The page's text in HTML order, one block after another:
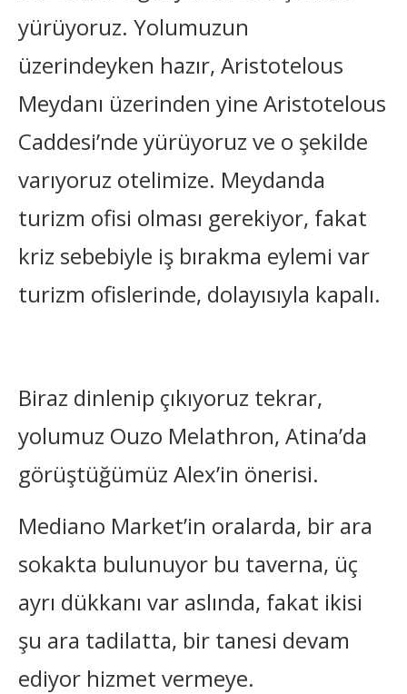
yürüyoruz. Yolumuzun
üzerindeyken hazır, Aristotelous
Meydanı üzerinden yine Aristotelous
Caddesi’nde yürüyoruz ve o şekilde
varıyoruz otelimize. Meydanda
turizm ofisi olması gerekiyor, fakat
kriz sebebiyle iş bırakma eylemi var
turizm ofislerinde, dolayısıyla kapalı.
Biraz dinlenip çıkıyoruz tekrar,
yolumuz Ouzo Melathron, Atina’da
görüştüğümüz Alex’in önerisi.
Mediano Market’in oralarda, bir ara
sokakta bulunuyor bu taverna, üç
ayrı dükkanı var aslında, fakat ikisi
şu ara tadilatta, bir tanesi devam
ediyor hizmet vermeye.